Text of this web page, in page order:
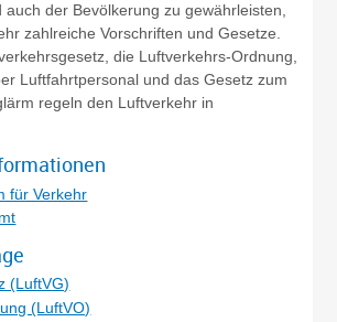
der Bevölkerung zu gewährleisten,
zahlreiche Vorschriften und Gesetze.
die Luftverkehrs-Ordnung,
Luftfahrtpersonal und das Gesetz zum
regeln den Luftverkehr in
für Verkehr
(LuftVG)
(LuftVO)